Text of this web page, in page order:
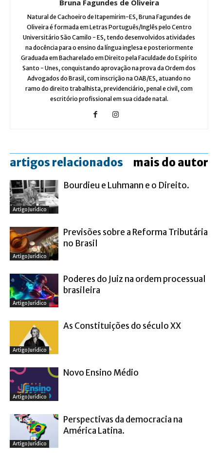
Bruna Fagundes de Oliveira
Natural de Cachoeiro de Itapemirim-ES, Bruna Fagundes de
Oliveira é formada em Letras Português/Inglês pelo Centro
Universitário São Camilo - ES, tendo desenvolvidos atividades
na docência para o ensino da língua inglesa e posteriormente
Graduada em Bacharelado em Direito pela Faculdade do Espírito
Santo - Unes, conquistando aprovação na prova da Ordem dos
Advogados do Brasil, com inscrição na OAB/ES, atuando no
ramo do direito trabalhista, previdenciário, penal e civil, com
escritório profissional em sua cidade natal.
artigos relacionados mais do autor
Artigo Jurídico
Bourdieu e Luhmann e o Direito.
Artigo Jurídico
Previsões sobre a Reforma Tributária
no Brasil
Artigo Jurídico
Poderes do Juiz na ordem processual
brasileira
Artigo Jurídico
As Constituições do século XX
Artigo Jurídico
Novo Ensino Médio
Artigo Jurídico
Perspectivas da democracia na
América Latina.